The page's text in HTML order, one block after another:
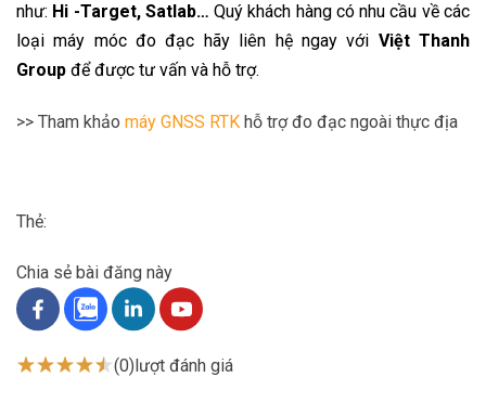
như: Hi -Target, Satlab… Quý khách hàng có nhu cầu về các
loại máy móc đo đạc hãy liên hệ ngay với Việt Thanh
Group để được tư vấn và hỗ trợ.
>> Tham khảo máy GNSS RTK hỗ trợ đo đạc ngoài thực địa
Thẻ:
Chia sẻ bài đăng này
(0)lượt đánh giá